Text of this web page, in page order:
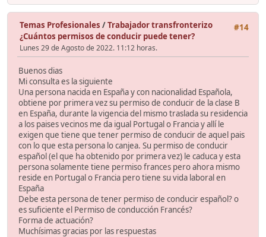
#14
Temas Profesionales /Trabajador transfronterizo
¿Cuántos permisos de conducir puede tener?
Lunes 29 de Agosto de 2022. 11:12 horas.
Buenos dias
Mi consulta es la siguiente
Una persona nacida en España y con nacionalidad Española,
obtiene por primera vez su permiso de conducir de la clase B
en España, durante la vigencia del mismo traslada su residencia
a los paises vecinos me da igual Portugal o Francia y allí le
exigen que tiene que tener permiso de conducir de aquel pais
con lo que esta persona lo canjea. Su permiso de conducir
español (el que ha obtenido por primera vez) le caduca y esta
persona solamente tiene permiso frances pero ahora mismo
reside en Portugal o Francia pero tiene su vida laboral en
España
Debe esta persona de tener permiso de conducir español? o
es suficiente el Permiso de conducción Francés?
Forma de actuación?
Muchísimas gracias por las respuestas